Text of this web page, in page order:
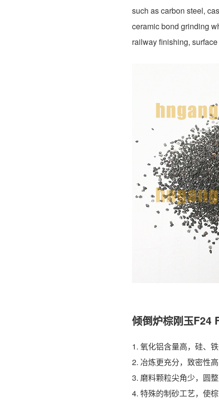
such as carbon steel,
ceramic bond grinding
railway finishing,
倾倒炉棕刚玉F24
1. 氧化铝含量高，硅、
2. 冶炼更充分，致密性
3. 磨料颗粒尖角少，圆
4. 特殊的制砂工艺，使